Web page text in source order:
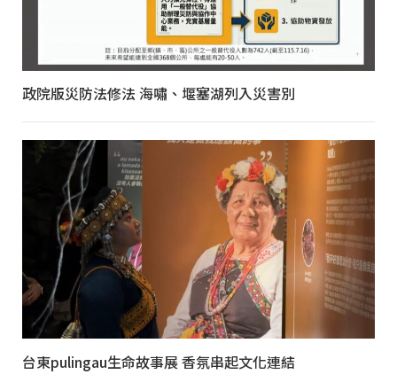
政院版災防法修法 海嘯、堰塞湖列入災害別
台東pulingau生命故事展 香氛串起文化連結